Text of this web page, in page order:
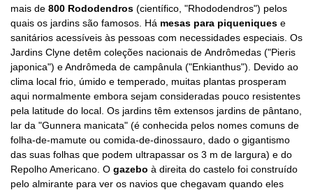
mais de 800 Rododendros (científico, "Rhododendros") pelos
quais os jardins são famosos. Há mesas para piqueniques e
sanitários acessíveis às pessoas com necessidades especiais. Os
Jardins Clyne detêm coleções nacionais de Andrômedas ("Pieris
japonica") e Andrômeda de campânula ("Enkianthus") . Devido ao
clima local frio, úmido e temperado, muitas plantas prosperam
aqui normalmente embora sejam consideradas pouco resistentes
pela latitude do local. Os jardins têm extensos jardins de pântano,
lar da "Gunnera manicata" (é conhecida pelos nomes comuns de
folha-de-mamute ou comida-de-dinossauro, dado o gigantismo
das suas folhas que podem ultrapassar os 3 m de largura) e do
Repolho Americano. O gazebo à direita do castelo foi construído
pelo almirante para ver os navios que chegavam quando eles